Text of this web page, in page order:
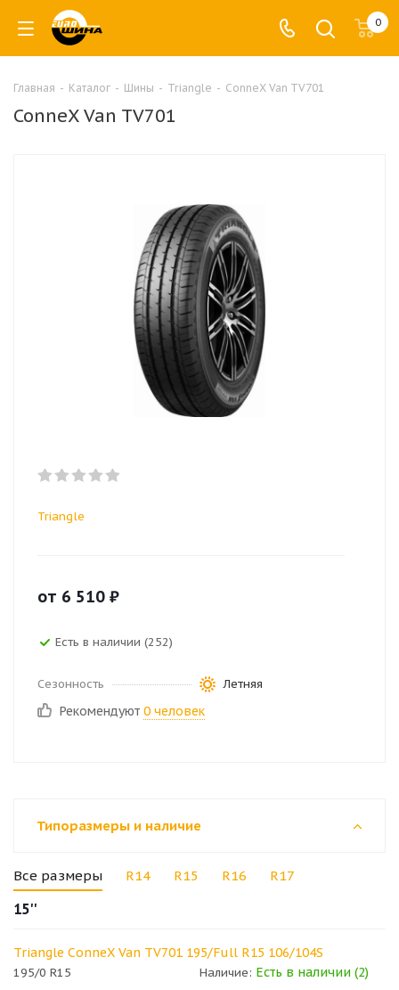
0
Главная - Каталог - Шины - Triangle - ConneX Van TV701
ConneX Van TV701
Triangle
от 6 510 ₽
Есть в наличии (252)
Сезонность Летняя
Рекомендуют 0 человек
Типоразмеры и наличие
Все размеры R14 R15 R16 R17
15''
Triangle ConneX Van TV701 195/Full R15 106/104S
195/0 R15 Наличие: Есть в наличии (2)